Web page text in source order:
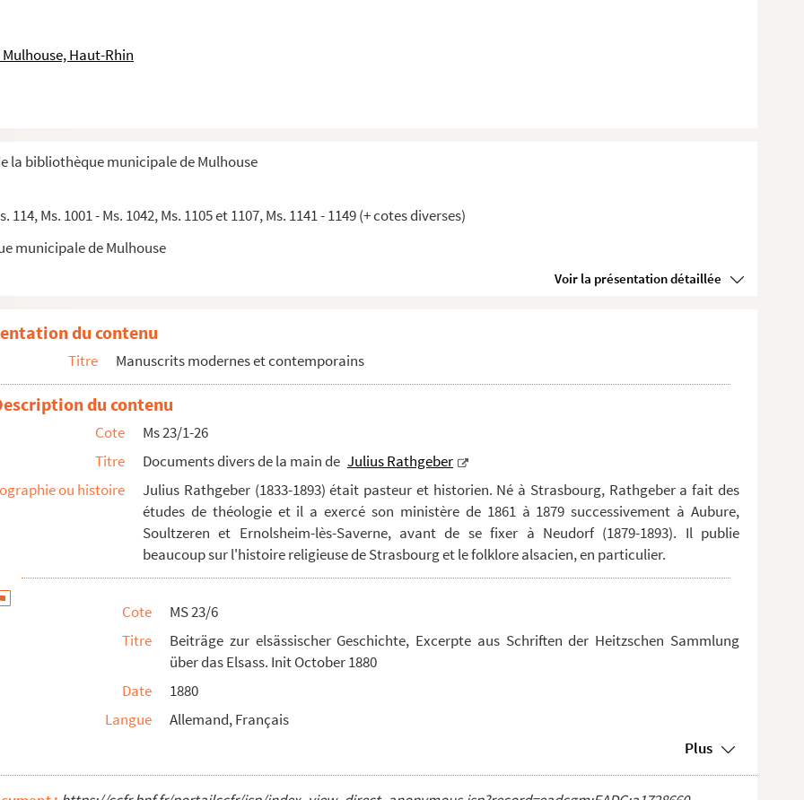
Haut-Rhin
la bibliothèque municipale de Mulhouse
114, Ms. 1001 - Ms. 1042, Ms. 1105 et 1107, Ms. 1141 - 1149 (+ cotes diverses)
municipale de Mulhouse
Voir la présentation détaillée
1918)
et curiosités des Vosges visités par l'auteur de 1...
à 1914, par Jean-Eugène Bersier
la Révolution : relation exacte du 4 févrie...
Rathgeber aus Neudorf, Init. 8 Juli 1880
Schriften der Heitzschen Sammlung über das Elsass...
gesammelt durch Pfarrer Julius Rathgeber, au...
Init. 6 januar 1871, finit 18 Juli 1871, Julius Rat...
Julius Rathgeber
et ad Capitonem, Julius Rathgeber
entnommen aus Pfarrers Röhrich hand...
(1627-1628) : aus einem MS abgeschrieben des H Ig...
Rectors Kirchner aus Colmar, Init. 6 dec. 1872, par Ju...
ex Ms Nicolaus Klein, diaconus Colmariensis, Billing...
Verfasser dieser Chronik ist der Inspektor Schmidt v...
des Professoren Johann Frantz : befindet sich im litera...
anderer Freunde aus ihrem Kreise an die Familie Wege...
Elsass : ein Beitrag zur religiösen geschichte des El...
Hanau-Lichtenberg aus ungedruckte Quellen, meistens aus...
du contenu
Titre Manuscrits modernes et contemporains
du contenu
Cote
Ms 23/1-26
Titre
Documents divers de la main de Julius Rathgeber
ou histoire
Julius Rathgeber (1833-1893) était pasteur et historien. Né à Strasbourg, Rathgeber a fait des
études de théologie et il a exercé son ministère de 1861 à 1879 successivement à Aubure,
Soultzeren et Ernolsheim-lès-Saverne, avant de se fixer à Neudorf (1879-1893). Il publie
beaucoup sur l'histoire religieuse de Strasbourg et le folklore alsacien, en particulier.
Cote
MS 23/6
Titre
Beiträge zur elsässischer Geschichte, Excerpte aus Schriften der Heitzschen Sammlung
über das Elsass. Init October 1880
Date
1880
Langue
Allemand, Français
Plus